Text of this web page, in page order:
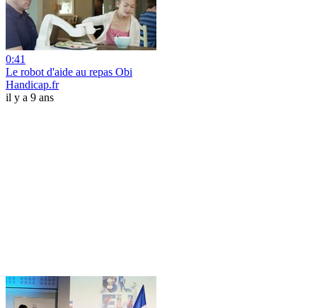
0:41
Le robot d'aide au repas Obi
Handicap.fr
il y a 9 ans